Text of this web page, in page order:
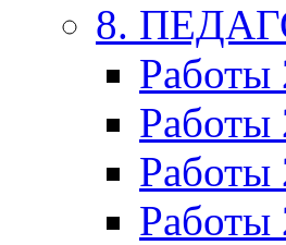
8.
Работы
Работы
Работы
Работы